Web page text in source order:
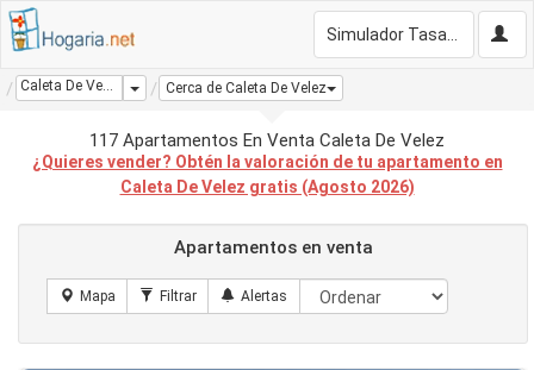
Caleta De Velez Dropdown
Cerca de Caleta De Velez
117 Apartamentos En Venta Caleta De Velez
¿Quieres vender? Obtén la valoración de tu apartamento en
Caleta De Velez gratis (Agosto 2026)
Apartamentos en venta